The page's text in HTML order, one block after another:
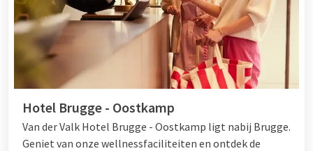
Hotel Brugge - Oostkamp
Van der Valk Hotel Brugge - Oostkamp ligt nabij Brugge.
Geniet van onze wellnessfaciliteiten en ontdek de